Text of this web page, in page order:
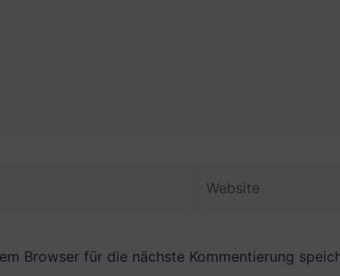
Browser für die nächste Kommentierung